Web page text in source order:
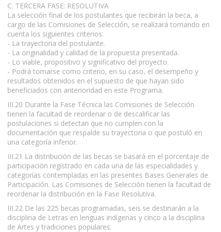
C. TERCERA FASE: RESOLUTIVA
La selección final de los postulantes que recibirán la beca, a
cargo de las Comisiones de Selección, se realizará tomando en
cuenta los siguientes criterios:
- La trayectoria del postulante.
- La originalidad y calidad de la propuesta presentada.
- Lo viable, propositivo y significativo del proyecto.
- Podrá tomarse como criterio, en su caso, el desempeño y
resultados obtenidos en el supuesto de que hayan sido
beneficiados con anterioridad en este Programa.
III.20 Durante la Fase Técnica las Comisiones de Selección
tienen la facultad de reordenar o de descalificar las
postulaciones si detectan que no cumplen con la
documentación que respalde su trayectoria o que postuló en
una categoría inferior.
III.21 La distribución de las becas se basará en el porcentaje de
participación registrado en cada una de las especialidades y
categorías contempladas en las presentes Bases Generales de
Participación. Las Comisiones de Selección tienen la facultad de
reordenar la distribución en la Fase Resolutiva.
III.22 De las 225 becas programadas, seis se destinarán a la
disciplina de Letras en lenguas indígenas y cinco a la disciplina
de Artes y tradiciones populares.